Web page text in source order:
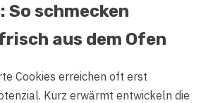
schmecken
aus dem Ofen
Cookies erreichen oft erst
Kurz erwärmt entwickeln die